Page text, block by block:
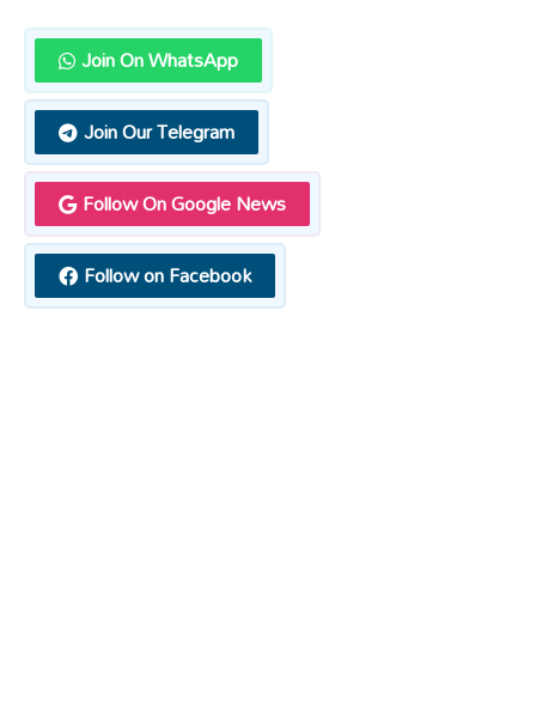
Join On WhatsApp
Join Our Telegram
Follow On Google News
Follow on Facebook